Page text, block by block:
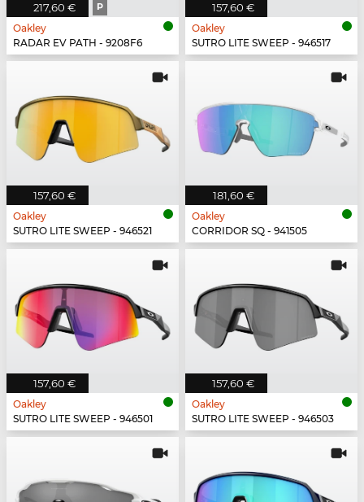
217,60 € P
Oakley
RADAR EV PATH - 9208F6
157,60 €
Oakley
SUTRO LITE SWEEP - 946517
157,60 €
Oakley
SUTRO LITE SWEEP - 946521
181,60 €
Oakley
CORRIDOR SQ - 941505
157,60 €
Oakley
SUTRO LITE SWEEP - 946501
157,60 €
Oakley
SUTRO LITE SWEEP - 946503